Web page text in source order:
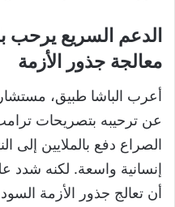
الدعم السريع
معالجة جذور الأزمة
أعرب الباشا طبيق،
عن ترحيبه بتصريحات
الصراع دفع بالملايين إلى
إنسانية واسعة. لكنه
أن تعالج جذور الأزمة